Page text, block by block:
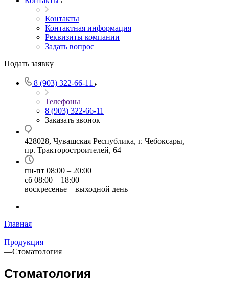
Контакты
Контактная информация
Реквизиты компании
Задать вопрос
Подать заявку
8 (903) 322-66-11
Телефоны
8 (903) 322-66-11
Заказать звонок
428028, Чувашская Республика, г. Чебоксары,
пр. Тракторостроителей, 64
пн-пт 08:00 – 20:00
сб 08:00 – 18:00
воскресенье – выходной день
Главная
—
Продукция
—Стоматология
Стоматология